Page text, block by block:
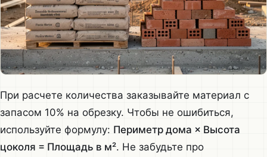
При расчете количества заказывайте материал с
запасом 10% на обрезку. Чтобы не ошибиться,
используйте формулу: Периметр дома × Высота
цоколя = Площадь в м². Не забудьте про